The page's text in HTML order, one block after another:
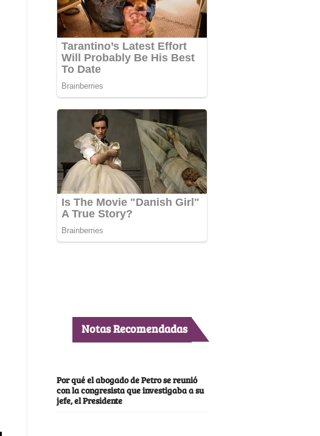
Notas Recomendadas
Por qué el abogado de Petro se reunió
con la congresista que investigaba a su
jefe, el Presidente